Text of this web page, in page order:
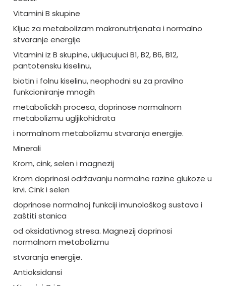
Vitamini B skupine
Kljuc za metabolizam makronutrijenata i normalno
stvaranje energije
Vitamini iz B skupine, ukljucujuci B1, B2, B6, B12,
pantotensku kiselinu,
biotin i folnu kiselinu, neophodni su za pravilno
funkcioniranje mnogih
metabolickih procesa, doprinose normalnom
metabolizmu ugljikohidrata
i normalnom metabolizmu stvaranja energije.
Minerali
Krom, cink, selen i magnezij
Krom doprinosi održavanju normalne razine glukoze u
krvi. Cink i selen
doprinose normalnoj funkciji imunološkog sustava i
zaštiti stanica
od oksidativnog stresa. Magnezij doprinosi
normalnom metabolizmu
stvaranja energije.
Antioksidansi